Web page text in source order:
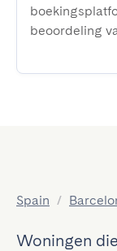
beoordeling
Spain /
Woningen